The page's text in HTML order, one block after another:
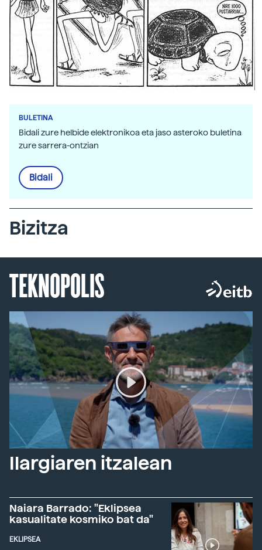
BULETINA
Bidali zure helbide elektronikoa eta jaso asteroko buletina
zure sarrera-ontzian
Bidali
Bizitza
TEKNOPOLIS
Ilargiaren itzalean
Naiara Barrado: "Eklipsea
kasualitate kosmiko bat da"
EKLIPSEA